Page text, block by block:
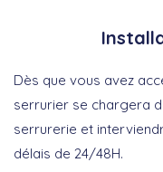
Dès que vous avez
serrurier se chargera
serrurerie et
délais de 24/48H.